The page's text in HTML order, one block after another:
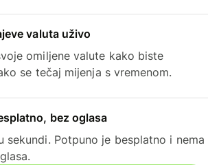
valuta uživo
omiljene valute kako biste
se tečaj mijenja s vremenom.
bez oglasa
sekundi. Potpuno je besplatno i nema